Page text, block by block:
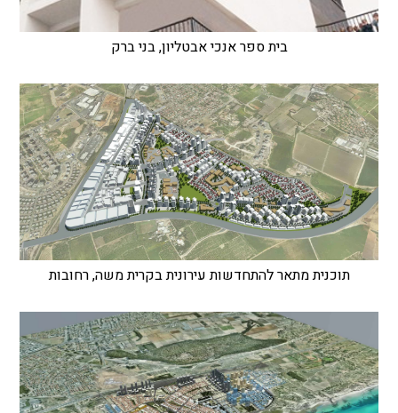
בית ספר אנכי אבטליון, בני ברק
תוכנית מתאר להתחדשות עירונית בקרית משה, רחובות